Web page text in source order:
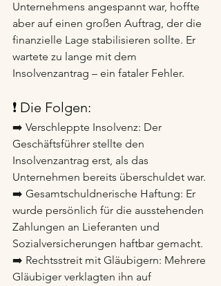
Unternehmens angespannt war, hoffte
aber auf einen großen Auftrag, der die
finanzielle Lage stabilisieren sollte. Er
wartete zu lange mit dem
Insolvenzantrag – ein fataler Fehler.
❗ Die Folgen:
➡️ Verschleppte Insolvenz: Der
Geschäftsführer stellte den
Insolvenzantrag erst, als das
Unternehmen bereits überschuldet war.
➡️ Gesamtschuldnerische Haftung: Er
wurde persönlich für die ausstehenden
Zahlungen an Lieferanten und
Sozialversicherungen haftbar gemacht.
➡️ Rechtsstreit mit Gläubigern: Mehrere
Gläubiger verklagten ihn auf